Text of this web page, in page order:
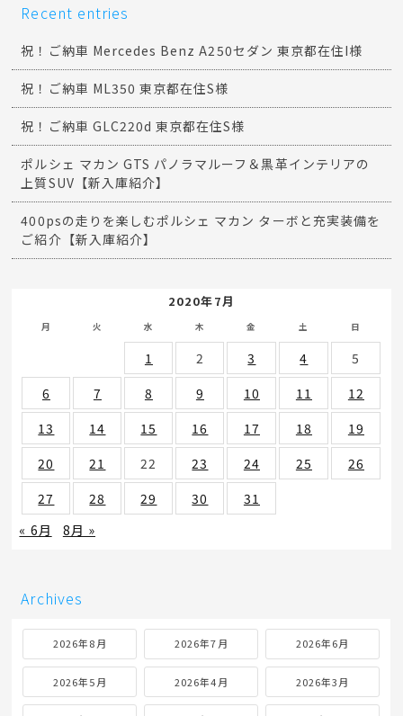
Recent entries
祝！ご納車 Mercedes Benz A250セダン 東京都在住I様
祝！ご納車 ML350 東京都在住S様
祝！ご納車 GLC220d 東京都在住S様
ポルシェ マカン GTS パノラマルーフ＆黒革インテリアの
上質SUV【新入庫紹介】
400psの走りを楽しむポルシェ マカン ターボと充実装備を
ご紹介【新入庫紹介】
2020年7月
月 火 水 木 金 土 日
1 2 3 4
5
6
7 8 9 10 11
12
13
14 15 16 17 18
19
20
21 22 23 24 25
26
27
28 29 30
31
« 6月
8月 »
Archives
2026年8月 2026年7月 2026年6月
2026年5月 2026年4月 2026年3月